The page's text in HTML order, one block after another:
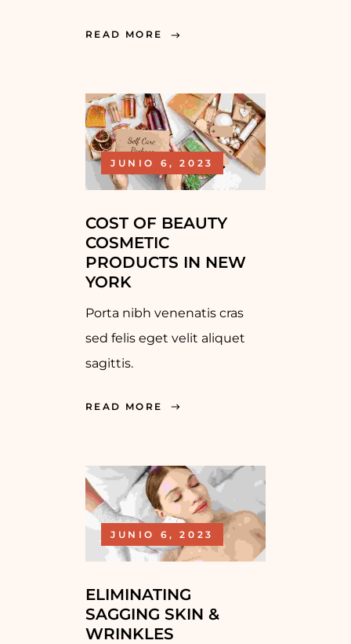
READ MORE
JUNIO 6, 2023
COST OF BEAUTY
COSMETIC
PRODUCTS IN NEW
YORK
Porta nibh venenatis cras
sed felis eget velit aliquet
sagittis.
READ MORE
JUNIO 6, 2023
ELIMINATING
SAGGING SKIN &
WRINKLES